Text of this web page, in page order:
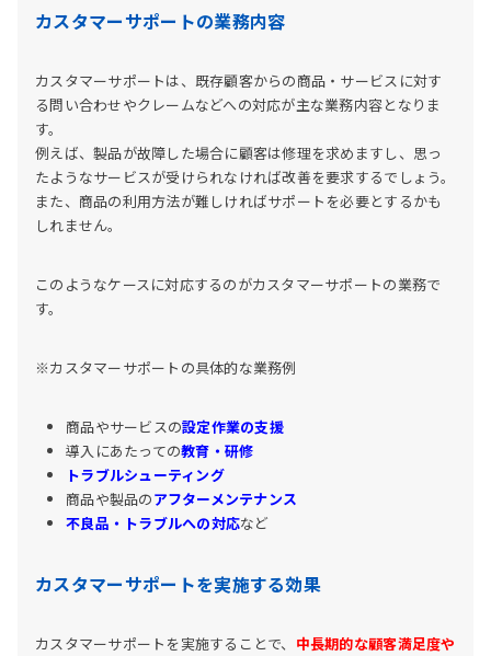
カスタマーサポートの業務内容
カスタマーサポートは、既存顧客からの商品・サービスに対す
る問い合わせやクレームなどへの対応が主な業務内容となりま
す。
例えば、製品が故障した場合に顧客は修理を求めますし、思っ
たようなサービスが受けられなければ改善を要求するでしょう。
また、商品の利用方法が難しければサポートを必要とするかも
しれません。
このようなケースに対応するのがカスタマーサポートの業務で
す。
※カスタマーサポートの具体的な業務例
商品やサービスの設定作業の支援
導入にあたっての教育・研修
トラブルシューティング
商品や製品のアフターメンテナンス
不良品・トラブルへの対応など
カスタマーサポートを実施する効果
カスタマーサポートを実施することで、 中長期的な顧客満足度や